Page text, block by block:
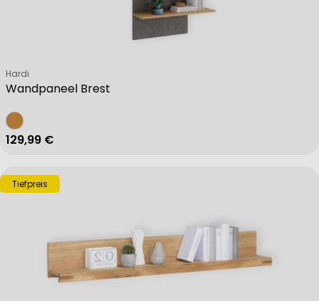
Wandpaneel Brest
Verkäufer:
Hardi
Regulärer Preis
129,99 €
Tiefpreis